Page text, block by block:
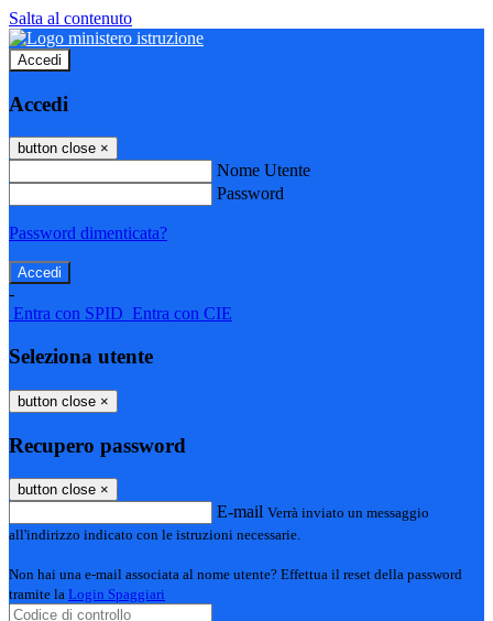
Salta al contenuto
Accedi
Accedi
button close ×
Nome Utente
Password
Password dimenticata?
-
Entra con SPID Entra con CIE
Seleziona utente
button close ×
Recupero password
button close ×
E-mail Verrà inviato un messaggio
all'indirizzo indicato con le istruzioni necessarie.
Non hai una e-mail associata al nome utente? Effettua il reset della password
tramite la Login Spaggiari